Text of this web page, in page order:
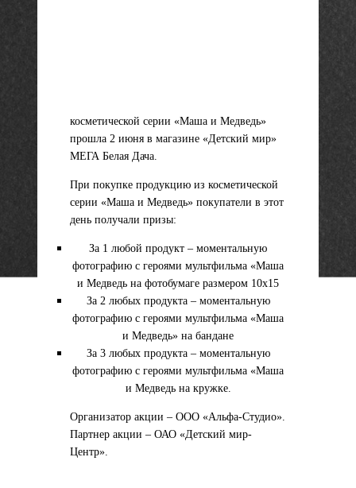
косметической серии «Маша и Медведь»
прошла 2 июня в магазине «Детский мир»
МЕГА Белая Дача.
При покупке продукцию из косметической
серии «Маша и Медведь» покупатели в этот
день получали призы:
За 1 любой продукт – моментальную
фотографию с героями мультфильма «Маша
и Медведь на фотобумаге размером 10х15
За 2 любых продукта – моментальную
фотографию с героями мультфильма «Маша
и Медведь» на бандане
За 3 любых продукта – моментальную
фотографию с героями мультфильма «Маша
и Медведь на кружке.
Организатор акции – ООО «Альфа-Студио».
Партнер акции – ОАО «Детский мир-
Центр».